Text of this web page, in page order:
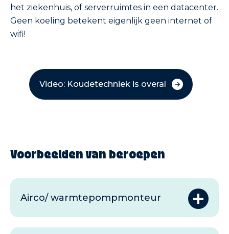
het ziekenhuis, of serverruimtes in een datacenter.
Geen koeling betekent eigenlijk geen internet of
wifi!
Video: Koudetechniek is overal
Voorbeelden van beroepen
Airco/ warmtepompmonteur